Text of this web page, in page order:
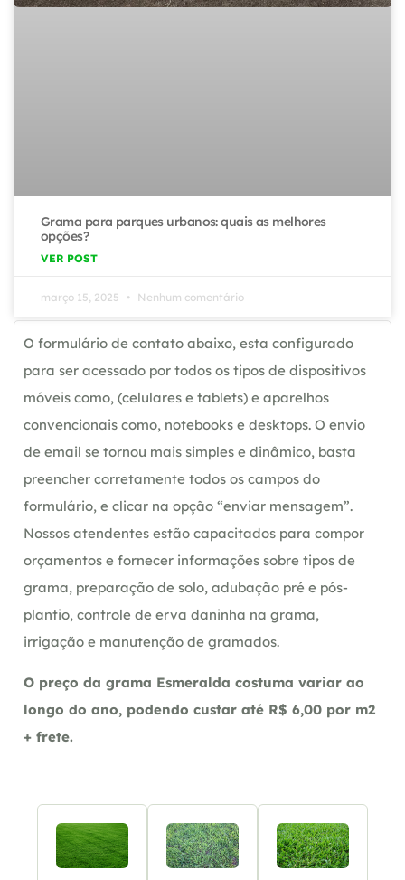
Grama para parques urbanos: quais as melhores
opções?
VER POST
março 15, 2025 Nenhum comentário
O formulário de contato abaixo, esta configurado
para ser acessado por todos os tipos de dispositivos
móveis como, (celulares e tablets) e aparelhos
convencionais como, notebooks e desktops. O envio
de email se tornou mais simples e dinâmico, basta
preencher corretamente todos os campos do
formulário, e clicar na opção “enviar mensagem”.
Nossos atendentes estão capacitados para compor
orçamentos e fornecer informações sobre tipos de
grama, preparação de solo, adubação pré e pós-
plantio, controle de erva daninha na grama,
irrigação e manutenção de gramados.
O preço da grama Esmeralda costuma variar ao
longo do ano, podendo custar até R$ 6,00 por m2
+ frete.